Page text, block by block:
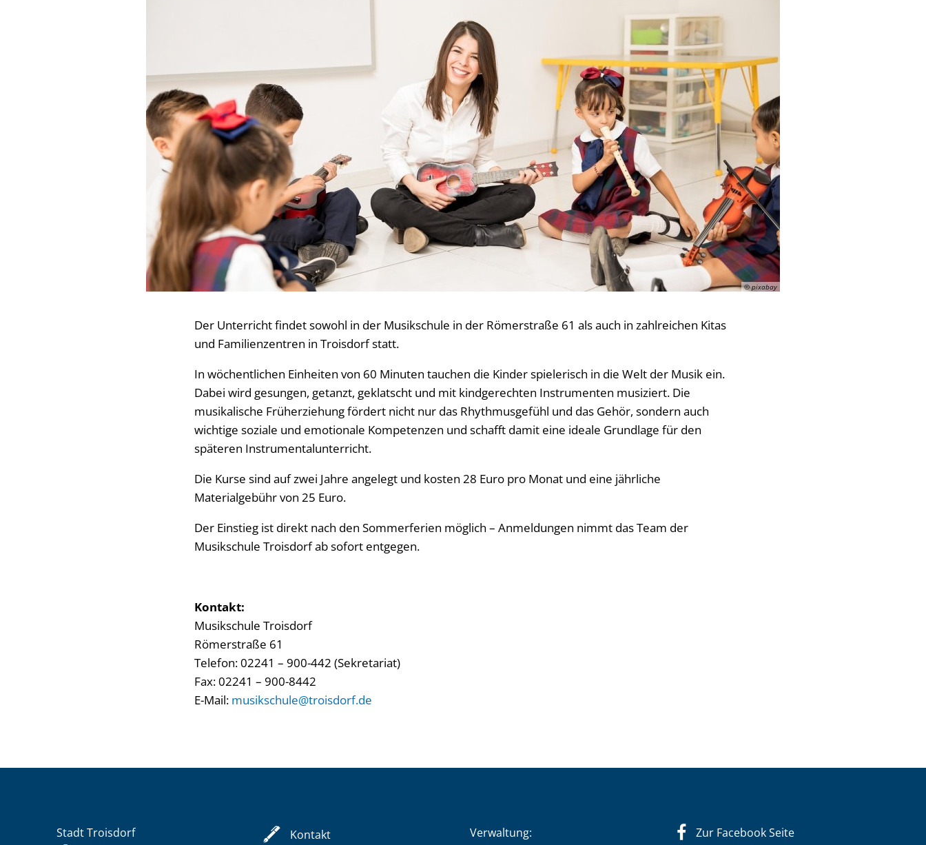
© pixabay
Der Unterricht findet sowohl in der Musikschule in der Römerstraße 61 als auch in zahlreichen Kitas
und Familienzentren in Troisdorf statt.
In wöchentlichen Einheiten von 60 Minuten tauchen die Kinder spielerisch in die Welt der Musik ein.
Dabei wird gesungen, getanzt, geklatscht und mit kindgerechten Instrumenten musiziert. Die
musikalische Früherziehung fördert nicht nur das Rhythmusgefühl und das Gehör, sondern auch
wichtige soziale und emotionale Kompetenzen und schafft damit eine ideale Grundlage für den
späteren Instrumentalunterricht.
Die Kurse sind auf zwei Jahre angelegt und kosten 28 Euro pro Monat und eine jährliche
Materialgebühr von 25 Euro.
Der Einstieg ist direkt nach den Sommerferien möglich – Anmeldungen nimmt das Team der
Musikschule Troisdorf ab sofort entgegen.
Kontakt:
Musikschule Troisdorf
Römerstraße 61
Telefon: 02241 – 900-442 (Sekretariat)
Fax: 02241 – 900-8442
E-Mail: musikschule@troisdorf.de
Stadt Troisdorf
Kontakt
Verwaltung:
Zur Facebook Seite